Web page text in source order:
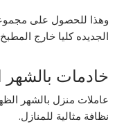
وهذا للحصول على
الجديده كليا خارج
خادمات بالشهر
عاملات منزل بالشهر
نظافة مثالية للمنازل.